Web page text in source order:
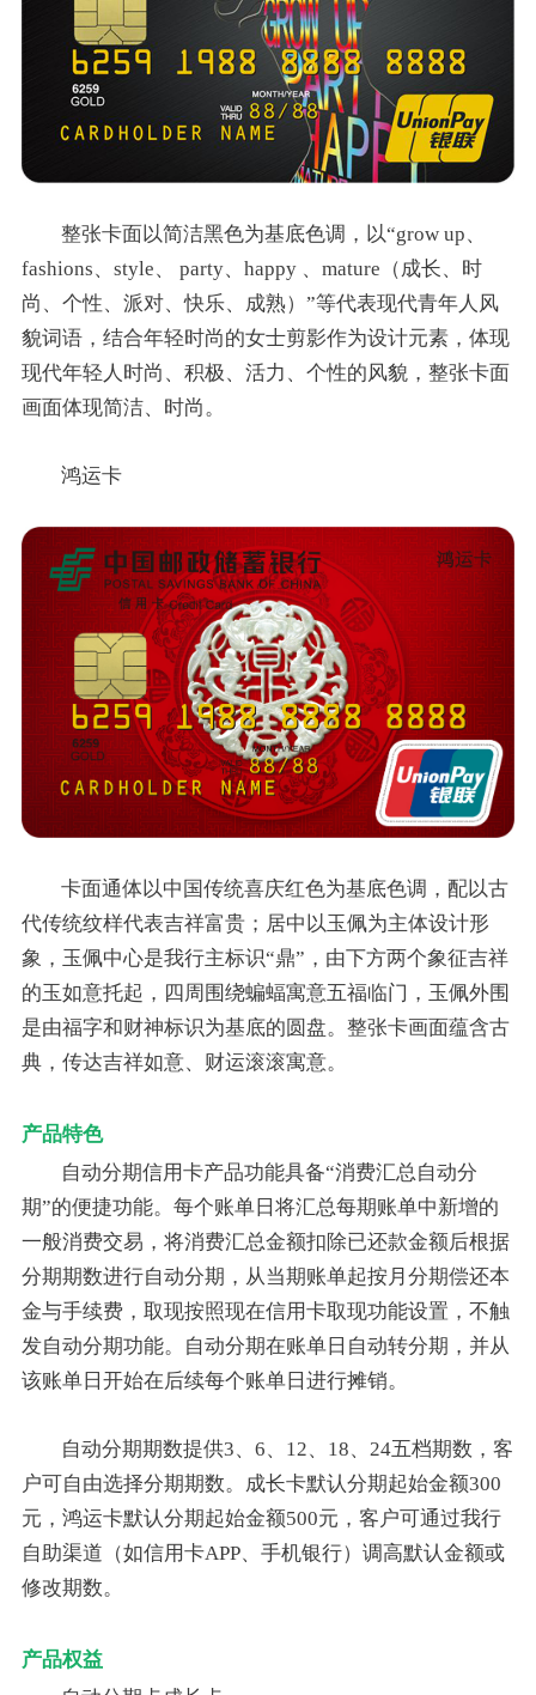
整张卡面以简洁黑色为基底色调，以“grow up、
fashions、style、 party、happy 、mature（成长、时
尚、个性、派对、快乐、成熟）”等代表现代青年人风
貌词语，结合年轻时尚的女士剪影作为设计元素，体现
现代年轻人时尚、积极、活力、个性的风貌，整张卡面
画面体现简洁、时尚。
鸿运卡
卡面通体以中国传统喜庆红色为基底色调，配以古
代传统纹样代表吉祥富贵；居中以玉佩为主体设计形
象，玉佩中心是我行主标识“鼎”，由下方两个象征吉祥
的玉如意托起，四周围绕蝙蝠寓意五福临门，玉佩外围
是由福字和财神标识为基底的圆盘。整张卡画面蕴含古
典，传达吉祥如意、财运滚滚寓意。
产品特色
自动分期信用卡产品功能具备“消费汇总自动分
期”的便捷功能。每个账单日将汇总每期账单中新增的
一般消费交易，将消费汇总金额扣除已还款金额后根据
分期期数进行自动分期，从当期账单起按月分期偿还本
金与手续费，取现按照现在信用卡取现功能设置，不触
发自动分期功能。自动分期在账单日自动转分期，并从
该账单日开始在后续每个账单日进行摊销。
自动分期期数提供3、6、12、18、24五档期数，客
户可自由选择分期期数。成长卡默认分期起始金额300
元，鸿运卡默认分期起始金额500元，客户可通过我行
自助渠道（如信用卡APP、手机银行）调高默认金额或
修改期数。
产品权益